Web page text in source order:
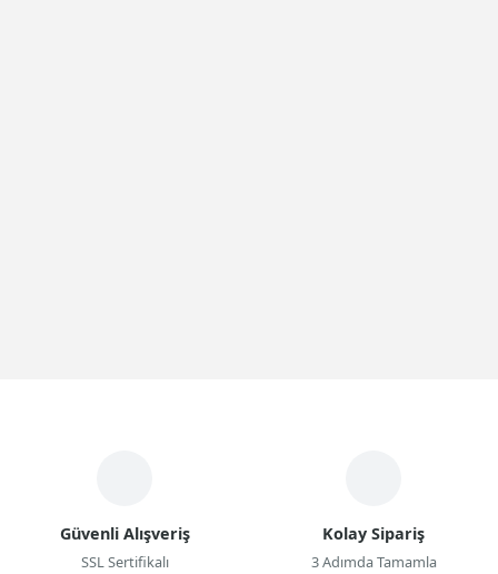
Güvenli Alışveriş
SSL Sertifikalı
Kolay Sipariş
3 Adımda Tamamla